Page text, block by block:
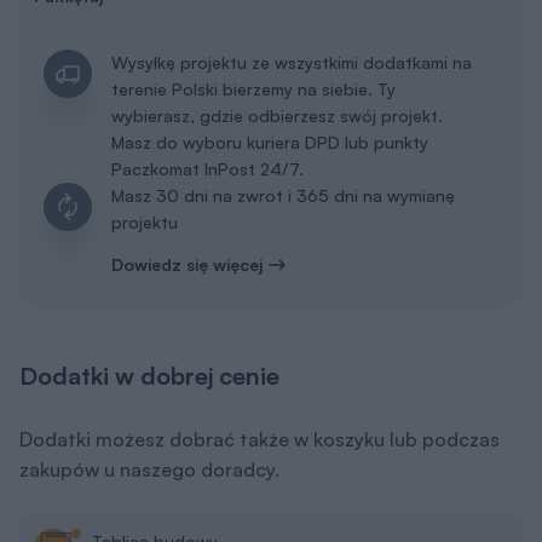
Wysyłkę projektu ze wszystkimi dodatkami na
terenie Polski bierzemy na siebie. Ty
wybierasz, gdzie odbierzesz swój projekt.
Masz do wyboru kuriera DPD lub punkty
Paczkomat InPost 24/7.
Masz 30 dni na zwrot i 365 dni na wymianę
projektu
Dowiedz się więcej
Dodatki w dobrej cenie
Dodatki możesz dobrać także w koszyku lub podczas
zakupów u naszego doradcy.